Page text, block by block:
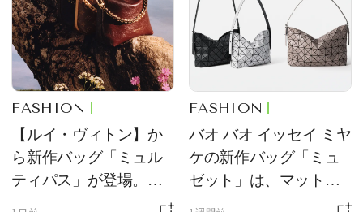
FASHION
【ルイ・ヴィトン】か
ら新作バッグ「ミュル
ティパス」が登場。ミ
ニサイズもラインナッ
FASHION
バオ バオ イッセイ ミヤ
ケの新作バッグ「ミュ
ゼット」は、マットな